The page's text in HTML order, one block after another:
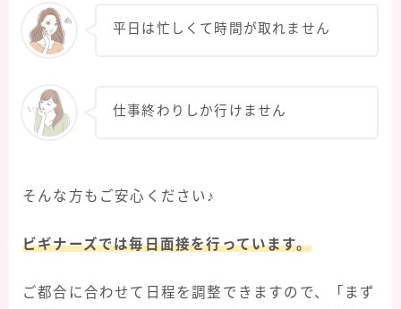
平日は忙しくて時間が取れません
仕事終わりしか行けません
そんな方もご安心ください♪
ビギナーズでは毎日面接を行っています。
ご都合に合わせて日程を調整できますので、「まず